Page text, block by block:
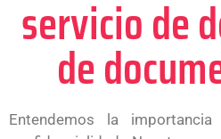
servicio de
de
Entendemos la